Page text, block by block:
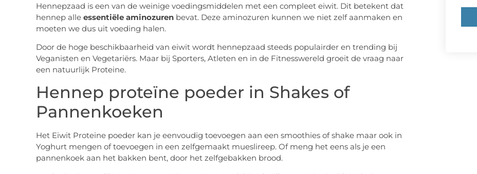
Hennepzaad is een van de weinige voedingsmiddelen met een compleet eiwit. Dit betekent dat
hennep alle essentiële aminozurenbevat. Deze aminozuren kunnen we niet zelf aanmaken en
moeten we dus uit voeding halen.
Door de hoge beschikbaarheid van eiwit wordt hennepzaad steeds populairder en trending bij
Veganisten en Vegetariërs. Maar bij Sporters, Atleten en in de Fitnesswereld groeit de vraag naar
een natuurlijk Proteine.
Hennep proteïne poeder in Shakes of
Pannenkoeken
Het Eiwit Proteine poeder kan je eenvoudig toevoegen aan een smoothies of shake maar ook in
Yoghurt mengen of toevoegen in een zelfgemaakt mueslireep. Of meng het eens als je een
pannenkoek aan het bakken bent, door het zelfgebakken brood.